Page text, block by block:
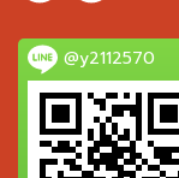
@y2112570